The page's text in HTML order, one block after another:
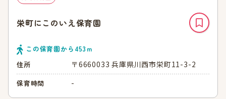
栄町にこのいえ保育園
この保育園から 453ｍ
住所
〒6660033 兵庫県川西市栄町11-3-2
保育時間 -